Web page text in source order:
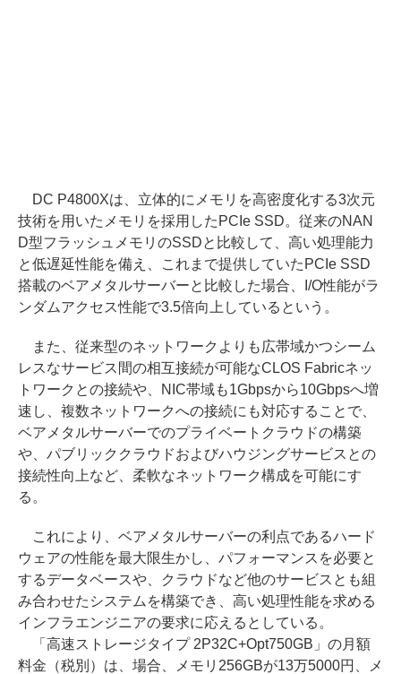
DC P4800Xは、立体的にメモリを高密度化する3次元
技術を用いたメモリを採用したPCIe SSD。従来のNAN
D型フラッシュメモリのSSDと比較して、高い処理能力
と低遅延性能を備え、これまで提供していたPCIe SSD
搭載のベアメタルサーバーと比較した場合、I/O性能がラ
ンダムアクセス性能で3.5倍向上しているという。
また、従来型のネットワークよりも広帯域かつシーム
レスなサービス間の相互接続が可能なCLOS Fabricネッ
トワークとの接続や、NIC帯域も1Gbpsから10Gbpsへ増
速し、複数ネットワークへの接続にも対応することで、
ベアメタルサーバーでのプライベートクラウドの構築
や、パブリッククラウドおよびハウジングサービスとの
接続性向上など、柔軟なネットワーク構成を可能にす
る。
これにより、ベアメタルサーバーの利点であるハード
ウェアの性能を最大限生かし、パフォーマンスを必要と
するデータベースや、クラウドなど他のサービスとも組
み合わせたシステムを構築でき、高い処理性能を求める
インフラエンジニアの要求に応えるとしている。
「高速ストレージタイプ 2P32C+Opt750GB」の月額
料金（税別）は、場合、メモリ256GBが13万5000円、メ